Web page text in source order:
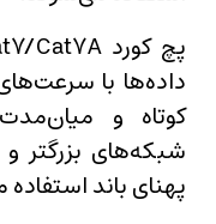
کوتاه و
شبکه‌های بزرگتر و
پهنای باند